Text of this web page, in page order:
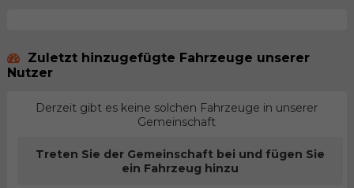
Zuletzt hinzugefügte Fahrzeuge unserer
Nutzer
Derzeit gibt es keine solchen Fahrzeuge in unserer
Gemeinschaft
Treten Sie der Gemeinschaft bei und fügen Sie
ein Fahrzeug hinzu